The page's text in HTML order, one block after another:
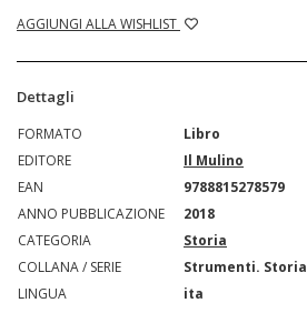
AGGIUNGI ALLA WISHLIST
Dettagli
FORMATO
Libro
EDITORE
Il Mulino
EAN
9788815278579
ANNO PUBBLICAZIONE
2018
CATEGORIA
Storia
COLLANA / SERIE
Strumenti. Storia
LINGUA
ita